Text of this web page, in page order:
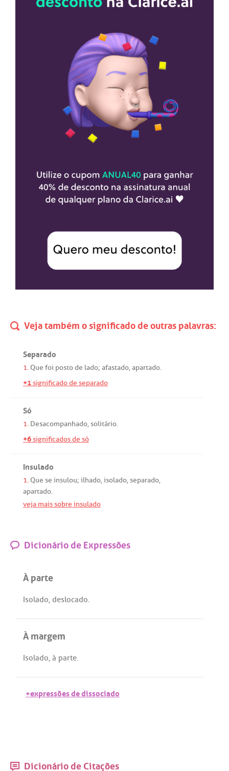
Veja também o significado de outras palavras:
Separado
1. Que foi postode lado; afastado,apartado.
+1significado de separado
Só
1. Desacompanhado,solitário.
+6significados de só
Insulado
1. Que se insulou; ilhado,isolado,separado,
apartado.
veja mais sobre insulado
Dicionário de Expressões
À parte
Isolado, deslocado.
À margem
Isolado, à parte.
+expressões de dissociado
Dicionário de Citações